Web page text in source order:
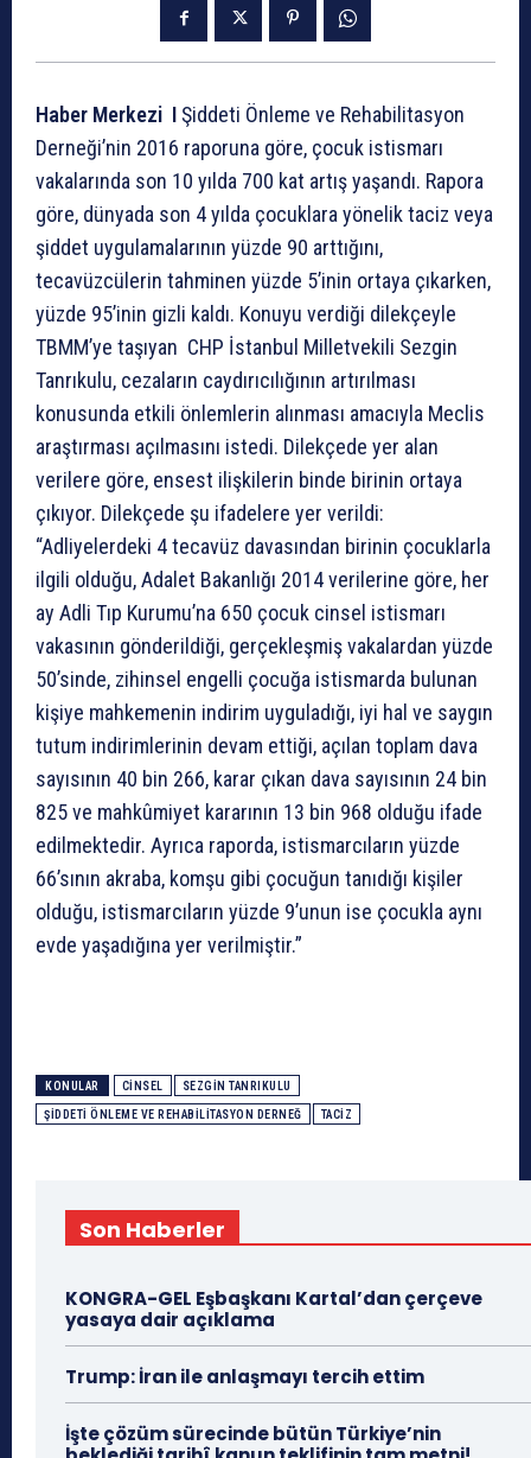
Haber Merkezi IŞiddeti Önleme ve Rehabilitasyon
Derneği’nin 2016 raporuna göre, çocuk istismarı
vakalarında son 10 yılda 700 kat artış yaşandı. Rapora
göre, dünyada son 4 yılda çocuklara yönelik taciz veya
şiddet uygulamalarının yüzde 90 arttığını,
tecavüzcülerin tahminen yüzde 5’inin ortaya çıkarken,
yüzde 95’inin gizli kaldı. Konuyu verdiği dilekçeyle
TBMM’ye taşıyan CHP İstanbul Milletvekili Sezgin
Tanrıkulu, cezaların caydırıcılığının artırılması
konusunda etkili önlemlerin alınması amacıyla Meclis
araştırması açılmasını istedi. Dilekçede yer alan
verilere göre, ensest ilişkilerin binde birinin ortaya
çıkıyor. Dilekçede şu ifadelere yer verildi:
“Adliyelerdeki 4 tecavüz davasından birinin çocuklarla
ilgili olduğu, Adalet Bakanlığı 2014 verilerine göre, her
ay Adli Tıp Kurumu’na 650 çocuk cinsel istismarı
vakasının gönderildiği, gerçekleşmiş vakalardan yüzde
50’sinde, zihinsel engelli çocuğa istismarda bulunan
kişiye mahkemenin indirim uyguladığı, iyi hal ve saygın
tutum indirimlerinin devam ettiği, açılan toplam dava
sayısının 40 bin 266, karar çıkan dava sayısının 24 bin
825 ve mahkûmiyet kararının 13 bin 968 olduğu ifade
edilmektedir. Ayrıca raporda, istismarcıların yüzde
66’sının akraba, komşu gibi çocuğun tanıdığı kişiler
olduğu, istismarcıların yüzde 9’unun ise çocukla aynı
evde yaşadığına yer verilmiştir.”
KONULAR CINSEL SEZGIN TANRIKULU
ŞIDDETI ÖNLEME VE REHABILITASYON DERNEĞ TACIZ
Son Haberler
KONGRA-GEL Eşbaşkanı Kartal’dan çerçeve
yasaya dair açıklama
Trump: İran ile anlaşmayı tercih ettim
İşte çözüm sürecinde bütün Türkiye’nin